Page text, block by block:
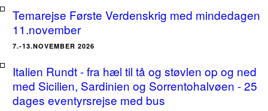
Temarejse Første Verdenskrig med mindedagen
11.november
7.-13.NOVEMBER 2026
Italien Rundt - fra hæl til tå og støvlen op og ned
med Sicilien, Sardinien og Sorrentohalvøen - 25
dages eventyrsrejse med bus